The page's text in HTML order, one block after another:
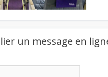
un message en